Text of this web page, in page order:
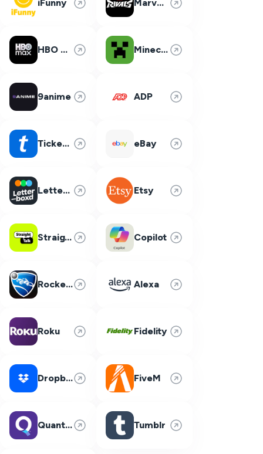
iFunny Marvel Rivals
HBO Max Minecraft
9anime ADP
Ticketmaster eBay
Letterboxd Etsy
Straight Talk Copilot
Rocket League Alexa
Roku Fidelity
Dropbox FiveM
Quantum Fiber Tumblr